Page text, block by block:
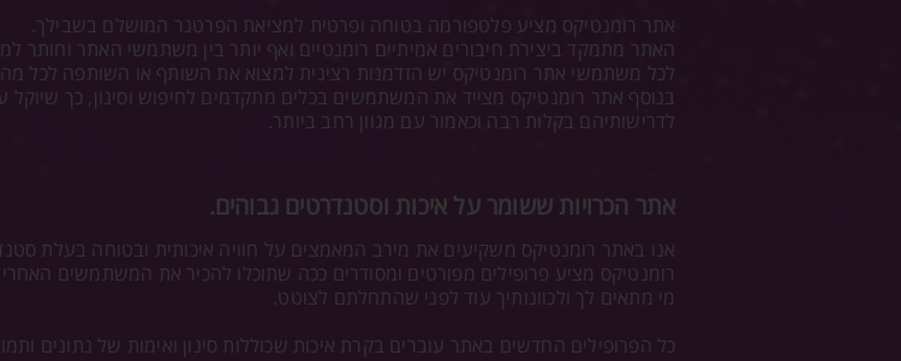
אתר רומנטיקס מציע פלטפורמה בטוחה ופרטית למציאת הפרטנר המושלם בשבילך.
האתר מתמקד ביצירת חיבורים אמיתיים רומנטיים ואף יותר בין משתמשי האתר וחותר
לכל משתמשי אתר רומנטיקס יש הזדמנות רצינית למצוא את השותף או השותפה לכל
בנוסף אתר רומנטיקס מצייד את המשתמשים בכלים מתקדמים לחיפוש וסינון, כך
לדרישותיהם בקלות רבה וכאמור עם מגוון רחב ביותר.
אתר הכרויות ששומר על איכות וסטנדרטים גבוהים.
אנו באתר רומנטיקס משקיעים את מירב המאמצים על חוויה איכותית ובטוחה בעלת
רומנטיקס מציע פרופילים מפורטים ומסודרים ככה שתוכלו להכיר את המשתמשים
מי מתאים לך ולכוונותיך עוד לפני שהתחלתם לצוטט.
כל הפרופילים החדשים באתר עוברים בקרת איכות שכוללות סינון ואימות של נתונים